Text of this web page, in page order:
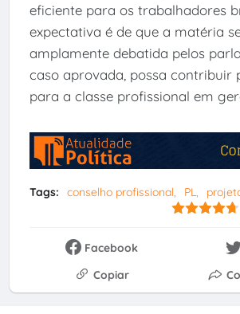
eficiente para os trabalhadores
expectativa é de que a matéria
amplamente debatida pelos
caso aprovada, possa contribuir
para a classe profissional em
Tags: conselho profissional PL
Facebook
Copiar